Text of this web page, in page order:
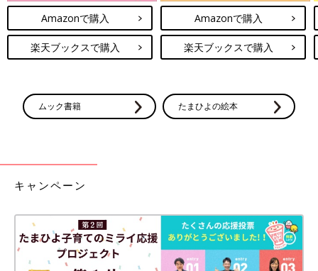
Amazonで購入
楽天ブックスで購入
Amazonで購入
楽天ブックスで購入
ムック書籍 たまひよの絵本
キャンペーン